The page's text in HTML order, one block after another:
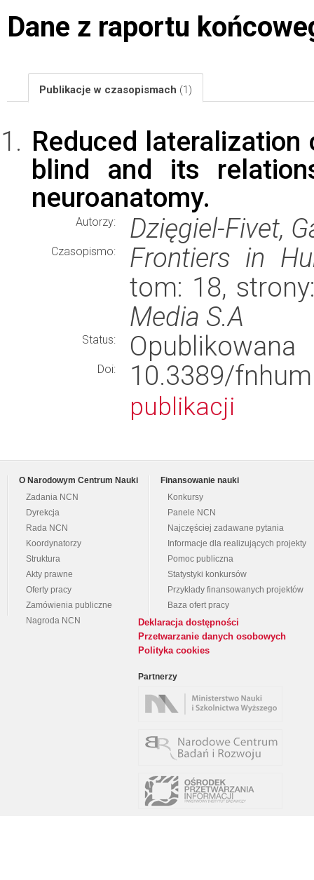
Dane z raportu
Publikacje w czasopismach (1)
Reduced
blind and its
neuroanatomy.
Autorzy: Dzięgiel-Fivet,
Czasopismo:
Frontiers in
tom: 18,
Media S.A
Status: Opublikowana
Doi: 10.3389/
publikacji
O Narodowym Centrum Nauki
Zadania NCN
Dyrekcja
Rada NCN
Koordynatorzy
Struktura
Akty prawne
Oferty pracy
Zamówienia publiczne
Nagroda NCN
Finansowanie nauki
Konkursy
Panele NCN
Najczęściej zadawane pytania
Informacje dla realizujących projekty
Pomoc publiczna
Statystyki konkursów
Przykłady finansowanych projektów
Baza ofert pracy
Deklaracja dostępności
Przetwarzanie danych osobowych
Polityka cookies
Partnerzy